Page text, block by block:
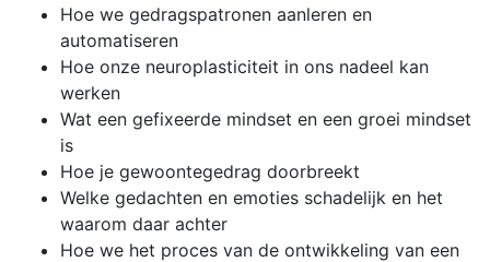
Hoe we gedragspatronen aanleren en
automatiseren
Hoe onze neuroplasticiteit in ons nadeel kan
werken
Wat een gefixeerde mindset en een groei mindset
is
Hoe je gewoontegedrag doorbreekt
Welke gedachten en emoties schadelijk en het
waarom daar achter
Hoe we het proces van de ontwikkeling van een